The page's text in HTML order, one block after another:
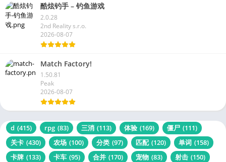
酷炫钓手 – 钓鱼游戏
2.0.28
2nd Reality s.r.o.
2026-08-07
Match Factory!
1.50.81
Peak
2026-08-07
d (415) rpg (83) 三消 (113) 体验 (169) 僵尸 (111)
关卡 (430) 农场 (100) 分类 (97) 匹配 (120) 单词 (158)
卡牌 (133) 卡车 (95) 合并 (170) 宠物 (83) 射击 (150)